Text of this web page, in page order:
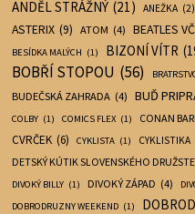
ANDĚL STRÁŽNÝ (21) ANEŽKA (2)
ASTERIX (9) ATOM (4) BEATLES
BESÍDKA MALÝCH (1) BIZONÍ VÍTR
BOBŘÍ STOPOU (56)
BUDEČSKÁ ZAHRADA (4) BUĎ
COLBY (1) COMICS FLEX (1) CONAN
CVRČEK (6) CYKLISTA (1) CYKLISTIKA
DETSKÝ KÚTIK SLOVENSKÉHO
DIVOKÝ BILLY (1) DIVOKÝ ZÁPAD (4)
DOBRODRUZNY WEEKEND (1)